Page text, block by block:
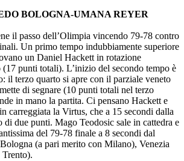
BOLOGNA-UMANA REYER
il passo dell’Olimpia vincendo 79-78 contro
Un primo tempo indubbiamente superiore
un Daniel Hackett in rotazione
(17 punti totali). L’inizio del secondo tempo è
il terzo quarto si apre con il parziale veneto
di segnare (10 punti totali nel terzo
in mano la partita. Ci pensano Hackett e
carreggiata la Virtus, che a 15 secondi dalla
di due punti. Mago Teodosic sale in cattedra e
del 79-78 finale a 8 secondi dal
(a pari merito con Milano), Venezia